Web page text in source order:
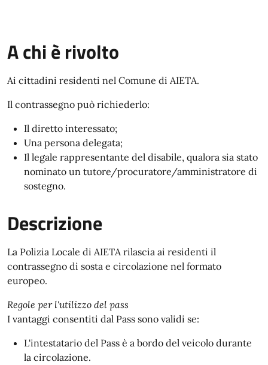
A chi è rivolto
Ai cittadini residenti nel Comune di AIETA.
Il contrassegno può richiederlo:
Il diretto interessato;
Una persona delegata;
Il legale rappresentante del disabile, qualora sia stato
nominato un tutore/procuratore/amministratore di
sostegno.
Descrizione
La Polizia Locale di AIETA rilascia ai residenti il
contrassegno di sosta e circolazione nel formato
europeo.
Regole per l'utilizzo del pass
I vantaggi consentiti dal Pass sono validi se:
L'intestatario del Pass è a bordo del veicolo durante
la circolazione.